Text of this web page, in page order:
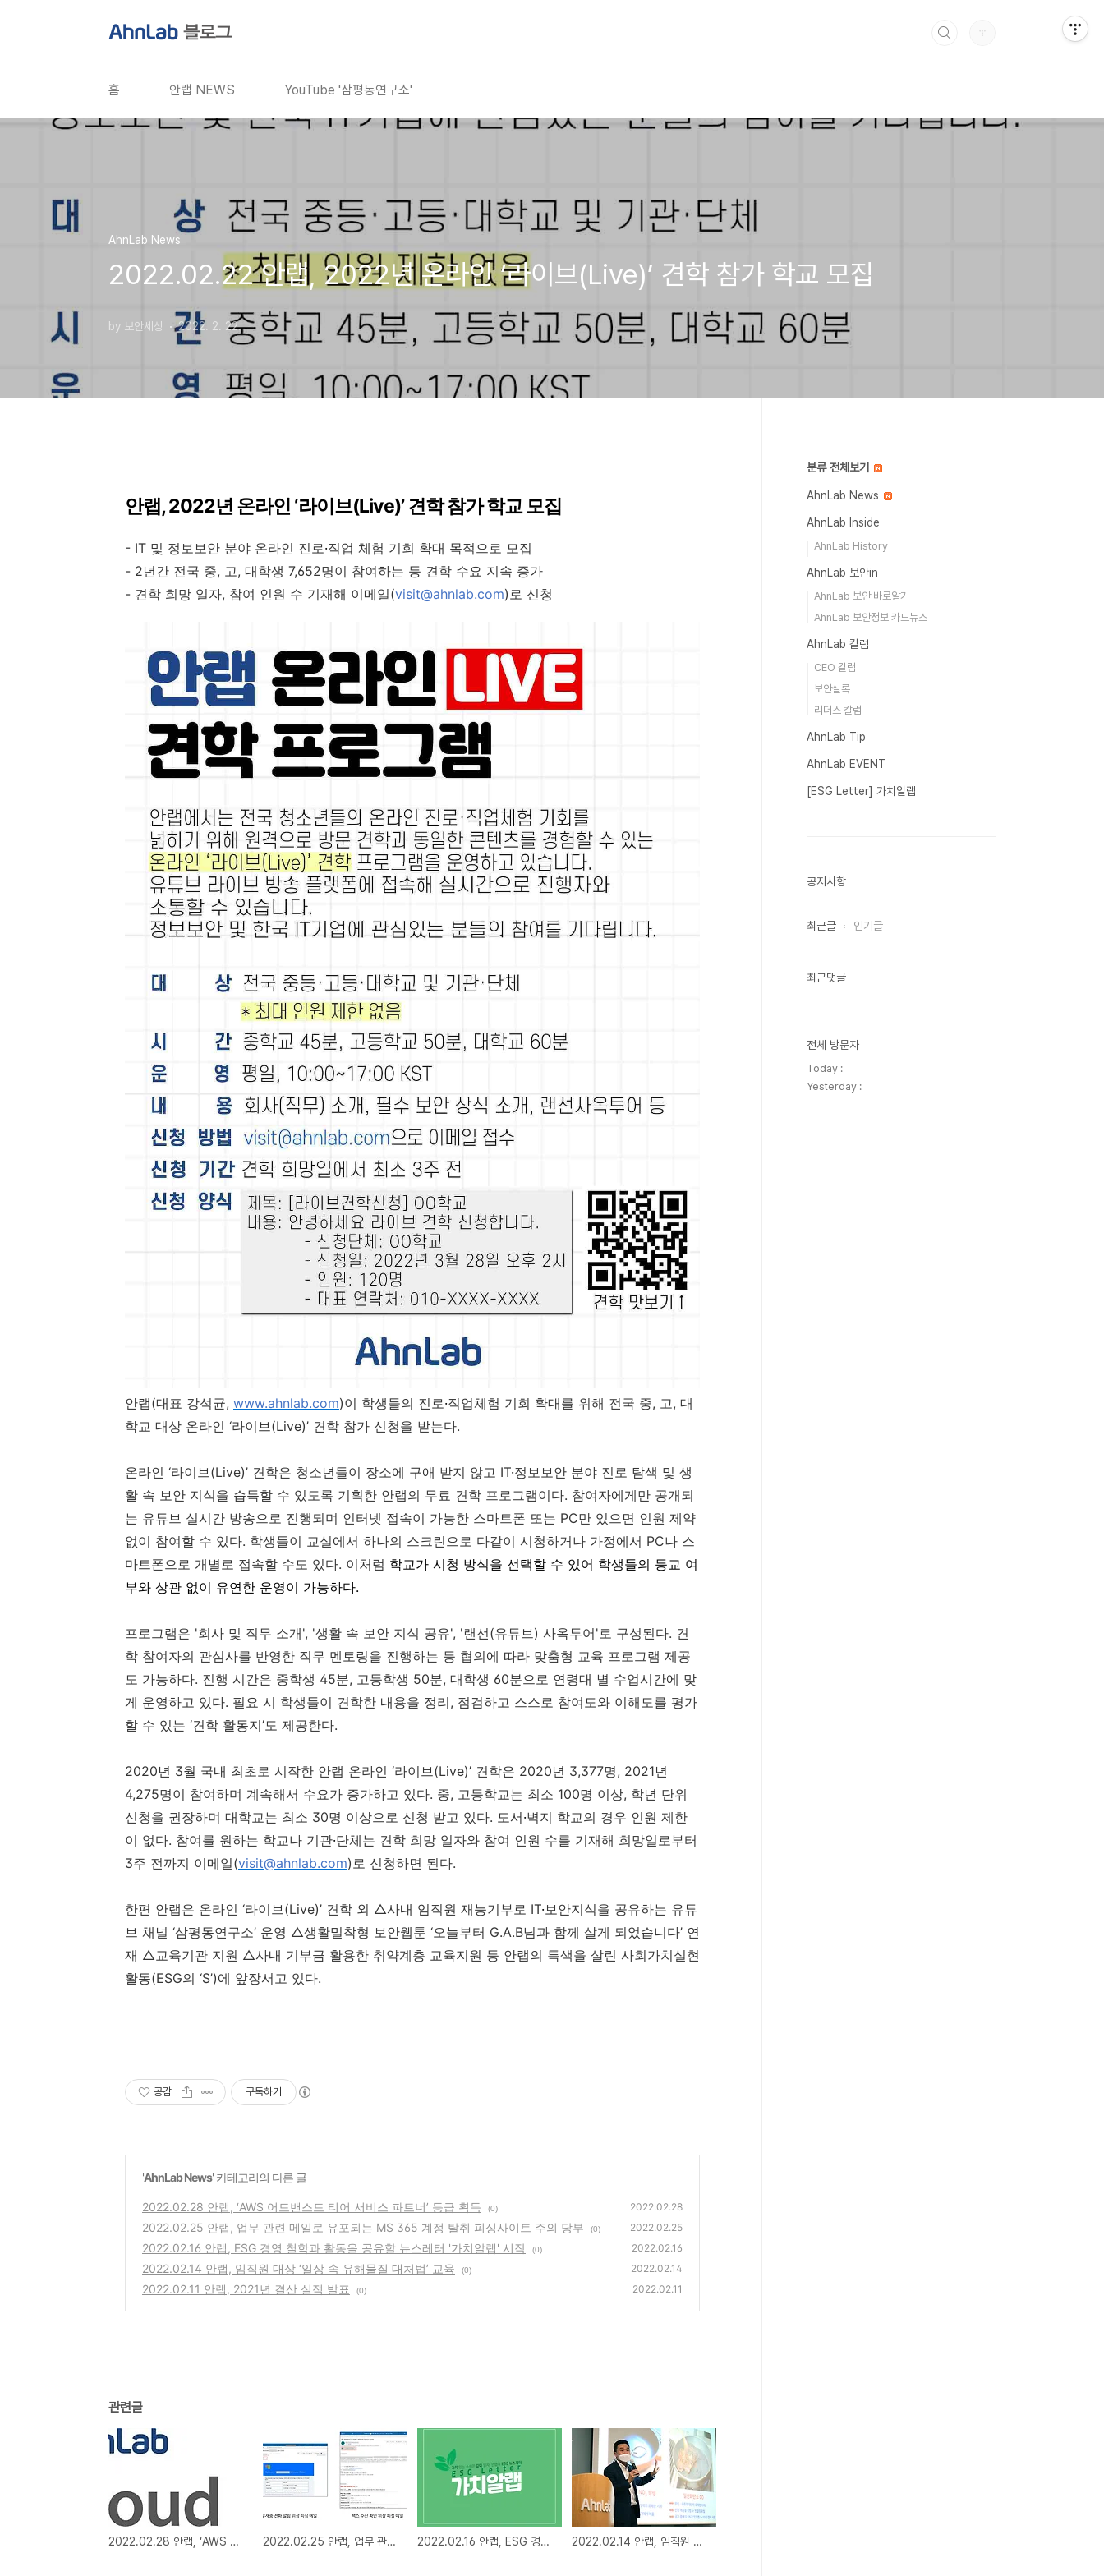
홈 안랩 NEWS YouTube '삼평동연구소'
AhnLab News
2022.02.22 안랩, 2022년 온라인 ‘라이브(Live)’ 견학 참가 학교 모집
by 보안세상 2022. 2. 22.
안랩, 2022년 온라인 ‘라이브(Live)’ 견학 참가 학교 모집
- IT 및 정보보안 분야 온라인 진로·직업 체험 기회 확대 목적으로 모집
- 2년간 전국 중, 고, 대학생 7,652명이 참여하는 등 견학 수요 지속 증가
- 견학 희망 일자, 참여 인원 수 기재해 이메일(visit@ahnlab.com)로 신청
안랩(대표 강석균, www.ahnlab.com)이 학생들의 진로·직업체험 기회 확대를 위해 전국 중, 고, 대
학교 대상 온라인 ‘라이브(Live)’ 견학 참가 신청을 받는다.
온라인 ‘라이브(Live)’ 견학은 청소년들이 장소에 구애 받지 않고 IT·정보보안 분야 진로 탐색 및 생
활 속 보안 지식을 습득할 수 있도록 기획한 안랩의 무료 견학 프로그램이다. 참여자에게만 공개되
는 유튜브 실시간 방송으로 진행되며 인터넷 접속이 가능한 스마트폰 또는 PC만 있으면 인원 제약
없이 참여할 수 있다. 학생들이 교실에서 하나의 스크린으로 다같이 시청하거나 가정에서 PC나 스
마트폰으로 개별로 접속할 수도 있다. 이처럼 학교가 시청 방식을 선택할 수 있어 학생들의 등교 여
부와 상관 없이 유연한 운영이 가능하다.
프로그램은 '회사 및 직무 소개', '생활 속 보안 지식 공유', '랜선(유튜브) 사옥투어'로 구성된다. 견
학 참여자의 관심사를 반영한 직무 멘토링을 진행하는 등 협의에 따라 맞춤형 교육 프로그램 제공
도 가능하다. 진행 시간은 중학생 45분, 고등학생 50분, 대학생 60분으로 연령대 별 수업시간에 맞
게 운영하고 있다. 필요 시 학생들이 견학한 내용을 정리, 점검하고 스스로 참여도와 이해도를 평가
할 수 있는 ‘견학 활동지’도 제공한다.
2020년 3월 국내 최초로 시작한 안랩 온라인 ‘라이브(Live)’ 견학은 2020년 3,377명, 2021년
4,275명이 참여하며 계속해서 수요가 증가하고 있다. 중, 고등학교는 최소 100명 이상, 학년 단위
신청을 권장하며 대학교는 최소 30명 이상으로 신청 받고 있다. 도서·벽지 학교의 경우 인원 제한
이 없다. 참여를 원하는 학교나 기관·단체는 견학 희망 일자와 참여 인원 수를 기재해 희망일로부터
3주 전까지 이메일(visit@ahnlab.com)로 신청하면 된다.
한편 안랩은 온라인 ‘라이브(Live)’ 견학 외 △사내 임직원 재능기부로 IT·보안지식을 공유하는 유튜
브 채널 ‘삼평동연구소’ 운영 △생활밀착형 보안웹툰 ‘오늘부터 G.A.B님과 함께 살게 되었습니다’ 연
재 △교육기관 지원 △사내 기부금 활용한 취약계층 교육지원 등 안랩의 특색을 살린 사회가치실현
활동(ESG의 ‘S’)에 앞장서고 있다.
공감 구독하기
'AhnLab News' 카테고리의 다른 글
2022.02.28 안랩, ‘AWS 어드밴스드 티어 서비스 파트너’ 등급 획득 (0) 2022.02.28
2022.02.25 안랩, 업무 관련 메일로 유포되는 MS 365 계정 탈취 피싱사이트 주의 당부 (0) 2022.02.25
2022.02.16 안랩, ESG 경영 철학과 활동을 공유할 뉴스레터 '가치알랩' 시작 (0) 2022.02.16
2022.02.14 안랩, 임직원 대상 ‘일상 속 유해물질 대처법’ 교육 (0) 2022.02.14
2022.02.11 안랩, 2021년 결산 실적 발표 (0) 2022.02.11
관련글
2022.02.28 안랩, ‘AWS 어드밴스드 티어 서비스 파트너’ 등급 획득 2022.02.25 안랩, 업무 관련 메일로 유포되는 MS 365 계정 탈취 피싱사이트 주의 당부 2022.02.16 안랩, ESG 경영 철학과 활동을 공유할 뉴스레터 '가치알랩' 시작 2022.02.14 안랩, 임직원 대상 ‘일상 속 유해물질 대처법’ 교육
분류 전체보기
AhnLab News
AhnLab Inside
AhnLab History
AhnLab 보안in
AhnLab 보안 바로알기
AhnLab 보안정보 카드뉴스
AhnLab 칼럼
CEO 칼럼
보안실록
리더스 칼럼
AhnLab Tip
AhnLab EVENT
[ESG Letter] 가치알랩
공지사항
최근글 인기글
최근댓글
전체 방문자
Today :
Yesterday :